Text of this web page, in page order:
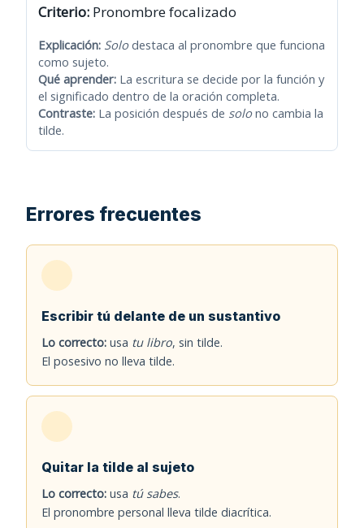
Criterio: Pronombre focalizado
Explicación: Solodestaca al pronombre que funciona
como sujeto.
Qué aprender: La escritura se decide por la función y
el significado dentro de la oración completa.
Contraste: La posición después de solono cambia la
tilde.
Errores frecuentes
Escribir tú delante de un sustantivo
Lo correcto: usa tu libro, sin tilde.
El posesivo no lleva tilde.
Quitar la tilde al sujeto
Lo correcto: usa tú sabes.
El pronombre personal lleva tilde diacrítica.